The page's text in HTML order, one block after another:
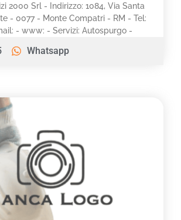
2000 Srl - Indirizzo: 1084, Via Santa
- 0077 - Monte Compatri - RM - Tel:
- www: - Servizi: Autospurgo -
Whatsapp